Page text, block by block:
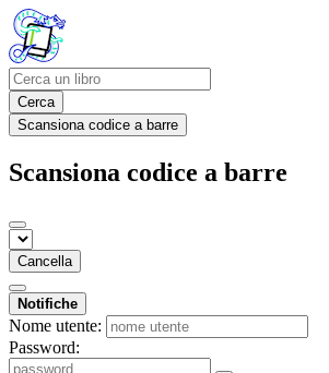
Cerca
Scansiona codice a barre
Scansiona codice a barre
Cancella
Notifiche
Nome utente:
Password: